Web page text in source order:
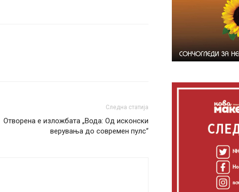
Следна статија
Отворена е изложбата „Вода: Од исконски
верувања до современ пулс“